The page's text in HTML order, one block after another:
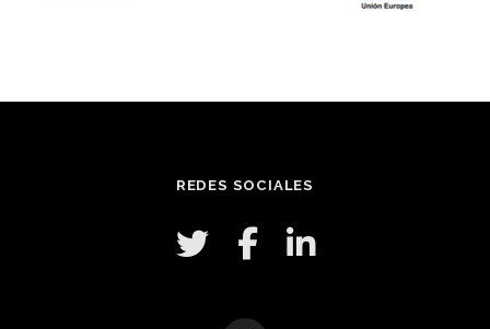
REDES SOCIALES